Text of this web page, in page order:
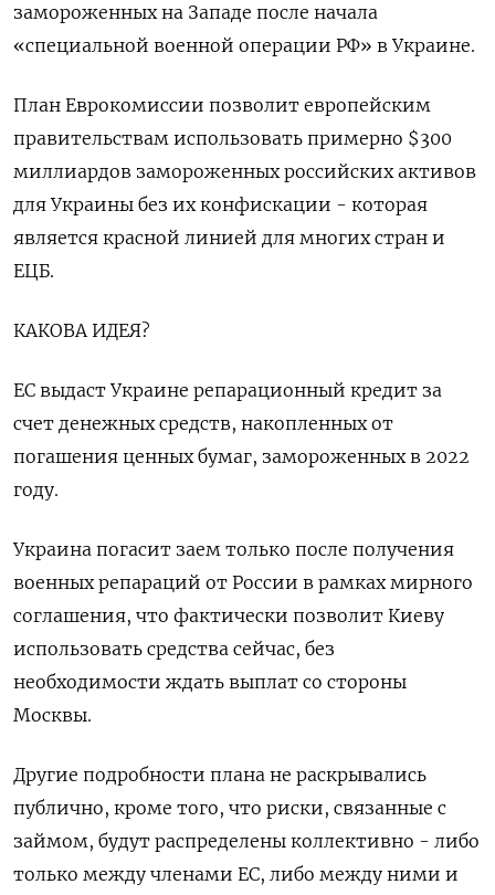
замороженных на Западе после начала
«специальной военной операции РФ» в Украине.
План Еврокомиссии позволит европейским
правительствам использовать примерно $300
миллиардов замороженных российских активов
для Украины без их конфискации - которая
является красной линией для многих стран и
ЕЦБ.
КАКОВА ИДЕЯ?
ЕС выдаст Украине репарационный кредит за
счет денежных средств, накопленных от
погашения ценных бумаг, замороженных в 2022
году.
Украина погасит заем только после получения
военных репараций от России в рамках мирного
соглашения, что фактически позволит Киеву
использовать средства сейчас, без
необходимости ждать выплат со стороны
Москвы.
Другие подробности плана не раскрывались
публично, кроме того, что риски, связанные с
займом, будут распределены коллективно - либо
только между членами ЕС, либо между ними и